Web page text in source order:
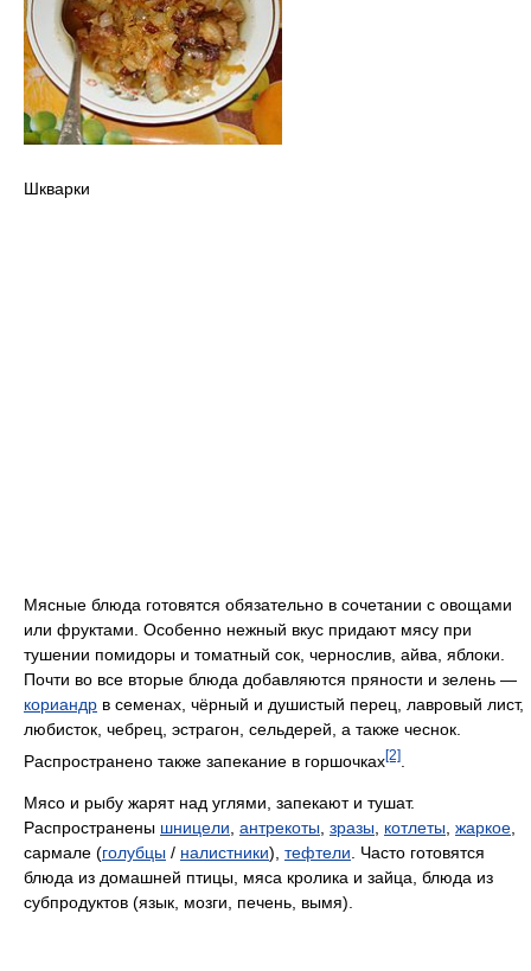
Шкварки
Мясные блюда готовятся обязательно в сочетании с овощами
или фруктами. Особенно нежный вкус придают мясу при
тушении помидоры и томатный сок, чернослив, айва, яблоки.
Почти во все вторые блюда добавляются пряности и зелень —
кориандр в семенах, чёрный и душистый перец, лавровый лист,
любисток, чебрец, эстрагон, сельдерей, а также чеснок.
Распространено также запекание в горшочках[2]
Мясо и рыбу жарят над углями, запекают и тушат.
Распространены шницели, антрекоты, зразы, котлеты, жаркое,
сармале (голубцы / налистники), тефтели. Часто готовятся
блюда из домашней птицы, мяса кролика и зайца, блюда из
субпродуктов (язык, мозги, печень, вымя).